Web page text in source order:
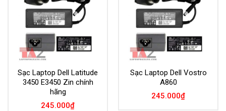
Sạc Laptop Dell Latitude
3450 E3450 Zin chính
hãng
245.000₫
Sạc Laptop Dell Vostro
A860
245.000₫